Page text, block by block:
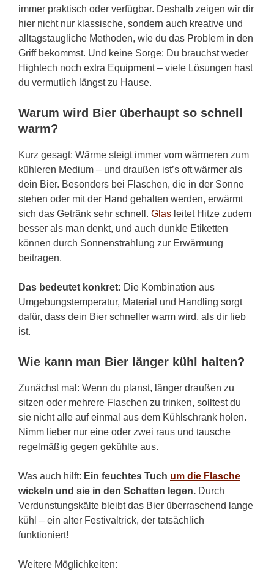
immer praktisch oder verfügbar. Deshalb zeigen wir dir
hier nicht nur klassische, sondern auch kreative und
alltagstaugliche Methoden, wie du das Problem in den
Griff bekommst. Und keine Sorge: Du brauchst weder
Hightech noch extra Equipment – viele Lösungen hast
du vermutlich längst zu Hause.
Warum wird Bier überhaupt so schnell
warm?
Kurz gesagt: Wärme steigt immer vom wärmeren zum
kühleren Medium – und draußen ist’s oft wärmer als
dein Bier. Besonders bei Flaschen, die in der Sonne
stehen oder mit der Hand gehalten werden, erwärmt
sich das Getränk sehr schnell. Glas leitet Hitze zudem
besser als man denkt, und auch dunkle Etiketten
können durch Sonnenstrahlung zur Erwärmung
beitragen.
Das bedeutet konkret: Die Kombination aus
Umgebungstemperatur, Material und Handling sorgt
dafür, dass dein Bier schneller warm wird, als dir lieb
ist.
Wie kann man Bier länger kühl halten?
Zunächst mal: Wenn du planst, länger draußen zu
sitzen oder mehrere Flaschen zu trinken, solltest du
sie nicht alle auf einmal aus dem Kühlschrank holen.
Nimm lieber nur eine oder zwei raus und tausche
regelmäßig gegen gekühlte aus.
Was auch hilft: Ein feuchtes Tuch um die Flasche
wickeln und sie in den Schatten legen. Durch
Verdunstungskälte bleibt das Bier überraschend lange
kühl – ein alter Festivaltrick, der tatsächlich
funktioniert!
Weitere Möglichkeiten: